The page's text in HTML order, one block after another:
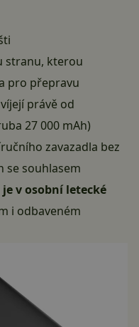
stranu, kterou
pro přepravu
právě od
27 000 mAh)
zavazadla bez
se souhlasem
je v osobní letecké
i odbaveném